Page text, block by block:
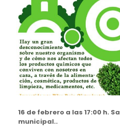
16 de febrero a las 17:00 h.
municipal..